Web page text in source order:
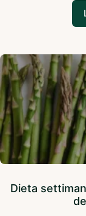
Dieta